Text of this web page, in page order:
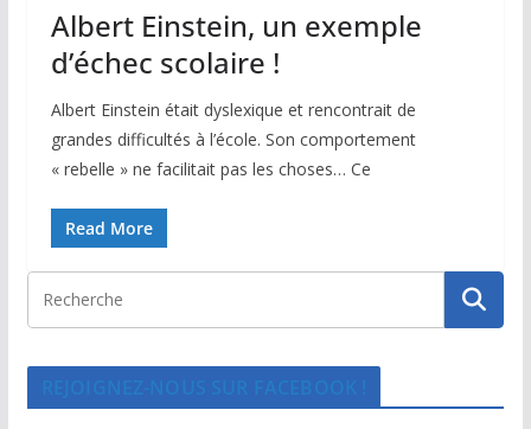
Albert Einstein, un exemple
d’échec scolaire !
Albert Einstein était dyslexique et rencontrait de
grandes difficultés à l’école. Son comportement
« rebelle » ne facilitait pas les choses… Ce
Read More
REJOIGNEZ-NOUS SUR FACEBOOK !